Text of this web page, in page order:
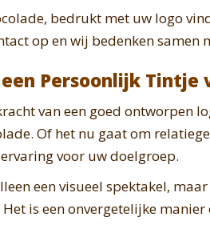
bedrukt met uw logo
op en wij bedenken
Persoonlijk
van een goed ontworpen
Of het nu gaat om
voor uw doelgroep.
een visueel spektakel,
is een onvergetelijke